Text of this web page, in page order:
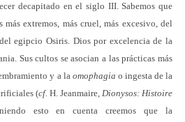
decapitado en el siglo III. Sabemos que
extremos, más cruel, más excesivo, del
egipcio Osiris. Dios por excelencia de la
Sus cultos se asocian a las prácticas más
y a la omophagia o ingesta de la
(cf. H. Jeanmaire, Dionysos: Histoire
esto en cuenta creemos que la